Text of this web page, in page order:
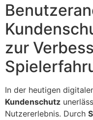
zur
In der heutigen
Kundenschutz
Nutzererlebnis. Durch